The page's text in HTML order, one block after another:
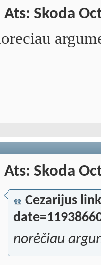
Ats: Skoda
Ats: Skoda
Cezarijus
norėčiau